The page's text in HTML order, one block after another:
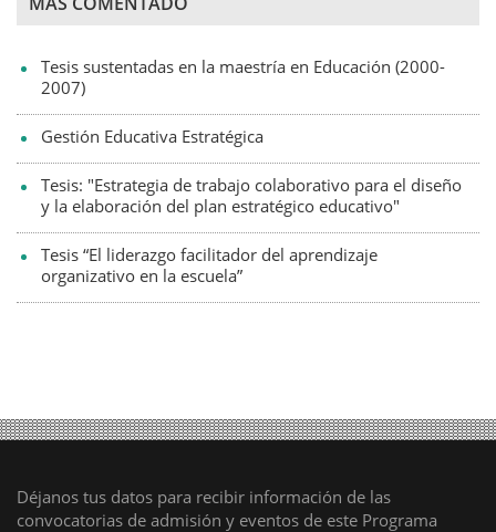
Tesis sustentadas en la maestría en Educación (2000-
2007)
Gestión Educativa Estratégica
Tesis: "Estrategia de trabajo colaborativo para el diseño
y la elaboración del plan estratégico educativo"
Tesis “El liderazgo facilitador del aprendizaje
organizativo en la escuela”
Déjanos tus datos para recibir información de las
convocatorias de admisión y eventos de este Programa